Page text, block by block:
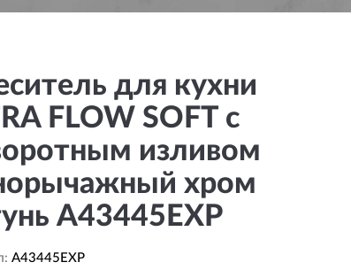
для кухни
FLOW SOFT с
изливом
хром
A43445EXP
A43445EXP